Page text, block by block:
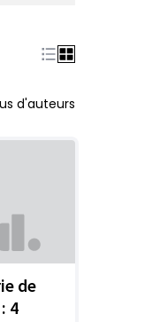
d'auteurs
de
4